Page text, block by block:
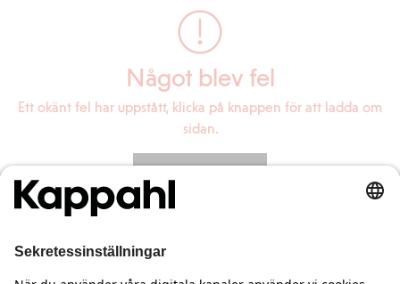
Något blev fel
Ett okänt fel har uppstått, klicka på knappen för att ladda om
sidan.